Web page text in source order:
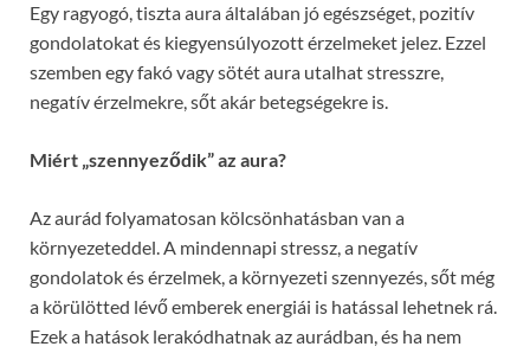
Egy ragyogó, tiszta aura általában jó egészséget, pozitív
gondolatokat és kiegyensúlyozott érzelmeket jelez. Ezzel
szemben egy fakó vagy sötét aura utalhat stresszre,
negatív érzelmekre, sőt akár betegségekre is.
Miért „szennyeződik” az aura?
Az aurád folyamatosan kölcsönhatásban van a
környezeteddel. A mindennapi stressz, a negatív
gondolatok és érzelmek, a környezeti szennyezés, sőt még
a körülötted lévő emberek energiái is hatással lehetnek rá.
Ezek a hatások lerakódhatnak az aurádban, és ha nem